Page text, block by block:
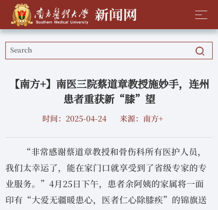
【南方+】南医三院蔡道章教授施妙手，连州
患者重获新“膝”望
时间：2025-04-24 来源：南方+
“非常感谢蔡道章教授和骨伤科所有医护人员，
我们太幸运了，能在家门口就享受到了省级专家的专
业服务。”4月25日下午，患者余阿姨的家属将一面
印有“大爱无疆暖患心，医者仁心除膝疾”的锦旗送